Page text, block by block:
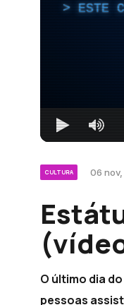
ESTE
CULTURA 06 nov,
O último dia
pessoas